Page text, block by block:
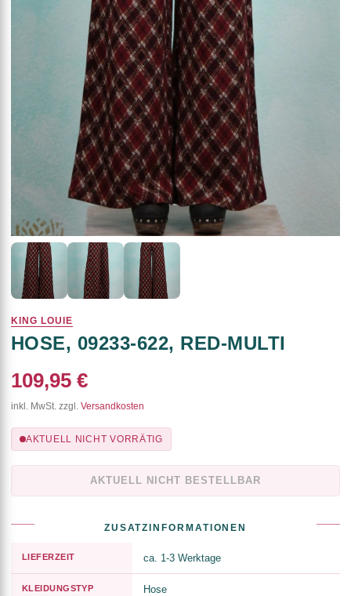
KING LOUIE
HOSE, 09233-622, RED-MULTI
109,95 €
inkl. MwSt. zzgl. Versandkosten
AKTUELL NICHT VORRÄTIG
AKTUELL NICHT BESTELLBAR
ZUSATZINFORMATIONEN
LIEFERZEIT ca. 1-3 Werktage
KLEIDUNGSTYP Hose